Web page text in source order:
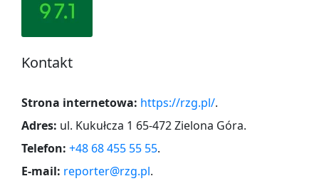
Kontakt
Strona internetowa: https://rzg.pl/.
Adres: ul. Kukułcza 1 65-472 Zielona Góra.
Telefon: +48 68 455 55 55.
E-mail: reporter@rzg.pl.